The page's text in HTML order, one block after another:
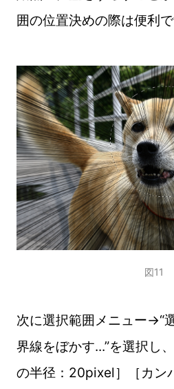
囲の位置決めの際は便利で
図11
次に選択範囲メニュー→“
界線をぼかす...”を選択し
の半径：20pixel］［カン